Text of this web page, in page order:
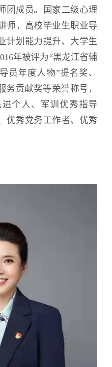
团成员。
国家二级心理
师，高校毕业生职业导
计划能力提升、大学生
年被评为“黑龙江省辅
员年度人物”提名奖、
务贡献奖等荣誉称号，
个人、军训优秀指导
优秀党务工作者、优秀